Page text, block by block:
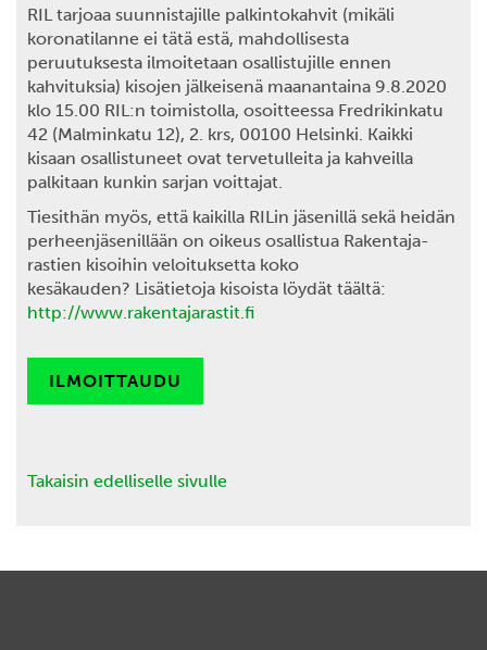
RIL tarjoaa suunnistajille palkintokahvit (mikäli
koronatilanne ei tätä estä, mahdollisesta
peruutuksesta ilmoitetaan osallistujille ennen
kahvituksia) kisojen jälkeisenä maanantaina 9.8.2020
klo 15.00 RIL:n toimistolla, osoitteessa Fredrikinkatu
42 (Malminkatu 12), 2. krs, 00100 Helsinki. Kaikki
kisaan osallistuneet ovat tervetulleita ja kahveilla
palkitaan kunkin sarjan voittajat.
Tiesithän myös, että kaikilla RILin jäsenillä sekä heidän
perheenjäsenillään on oikeus osallistua Rakentaja-
rastien kisoihin veloituksetta koko
kesäkauden? Lisätietoja kisoista löydät täältä:
http://www.rakentajarastit.fi
ILMOITTAUDU
Takaisin edelliselle sivulle